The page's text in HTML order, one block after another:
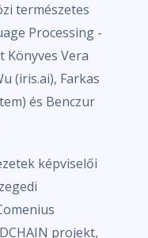
természetes
Processing -
Vera
(iris.ai), Farkas
és Benczur
képviselői
projekt,